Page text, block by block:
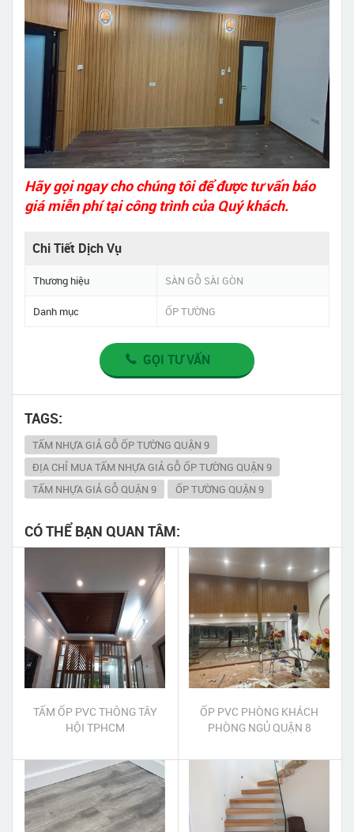
Hãy gọi ngay cho chúng tôi để được tư vấn báo
giá miễn phí tại công trình của Quý khách.
Chi Tiết Dịch Vụ
Thương hiệu SÀN GỖ SÀI GÒN
Danh mục ỐP TƯỜNG
GỌI TƯ VẤN
TAGS:
TẤM NHỰA GIẢ GỖ ỐP TƯỜNG QUẬN 9
ĐỊA CHỈ MUA TẤM NHỰA GIẢ GỖ ỐP TƯỜNG QUẬN 9
TẤM NHỰA GIẢ GỖ QUẬN 9
ỐP TƯỜNG QUẬN 9
CÓ THỂ BẠN QUAN TÂM:
TẤM ỐP PVC THÔNG TÂY
HỘI TPHCM
ỐP PVC PHÒNG KHÁCH
PHÒNG NGỦ QUẬN 8